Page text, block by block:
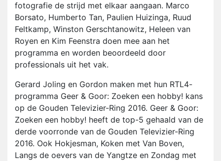
fotografie de strijd met elkaar aangaan. Marco
Borsato, Humberto Tan, Paulien Huizinga, Ruud
Feltkamp, Winston Gerschtanowitz, Heleen van
Royen en Kim Feenstra doen mee aan het
programma en worden beoordeeld door
professionals uit het vak.
Gerard Joling en Gordon maken met hun RTL4-
programma Geer & Goor: Zoeken een hobby! kans
op de Gouden Televizier-Ring 2016. Geer & Goor:
Zoeken een hobby! heeft de top-5 gehaald van de
derde voorronde van de Gouden Televizier-Ring
2016. Ook Hokjesman, Koken met Van Boven,
Langs de oevers van de Yangtze en Zondag met